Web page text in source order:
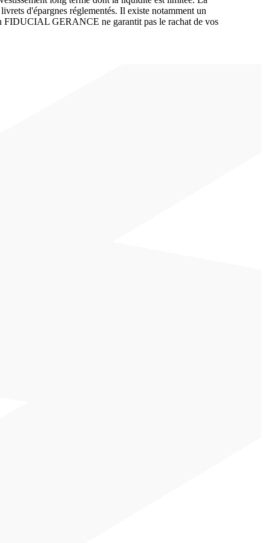
d'épargnes réglementés. Il existe notamment un
FIDUCIAL GERANCE ne garantit pas le rachat de vos